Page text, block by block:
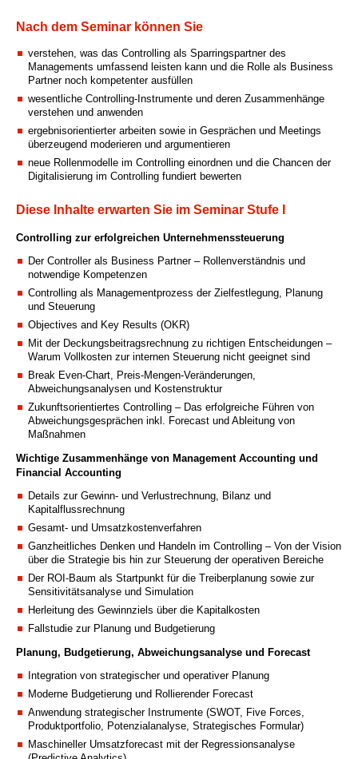
Nach dem Seminar können Sie
verstehen, was das Controlling als Sparringspartner des
Managements umfassend leisten kann und die Rolle als Business
Partner noch kompetenter ausfüllen
wesentliche Controlling-Instrumente und deren Zusammenhänge
verstehen und anwenden
ergebnisorientierter arbeiten sowie in Gesprächen und Meetings
überzeugend moderieren und argumentieren
neue Rollenmodelle im Controlling einordnen und die Chancen der
Digitalisierung im Controlling fundiert bewerten
Diese Inhalte erwarten Sie im Seminar Stufe I
Controlling zur erfolgreichen Unternehmenssteuerung
Der Controller als Business Partner – Rollenverständnis und
notwendige Kompetenzen
Controlling als Managementprozess der Zielfestlegung, Planung
und Steuerung
Objectives and Key Results (OKR)
Mit der Deckungsbeitragsrechnung zu richtigen Entscheidungen –
Warum Vollkosten zur internen Steuerung nicht geeignet sind
Break Even-Chart, Preis-Mengen-Veränderungen,
Abweichungsanalysen und Kostenstruktur
Zukunftsorientiertes Controlling – Das erfolgreiche Führen von
Abweichungsgesprächen inkl. Forecast und Ableitung von
Maßnahmen
Wichtige Zusammenhänge von Management Accounting und
Financial Accounting
Details zur Gewinn- und Verlustrechnung, Bilanz und
Kapitalflussrechnung
Gesamt- und Umsatzkostenverfahren
Ganzheitliches Denken und Handeln im Controlling – Von der Vision
über die Strategie bis hin zur Steuerung der operativen Bereiche
Der ROI-Baum als Startpunkt für die Treiberplanung sowie zur
Sensitivitätsanalyse und Simulation
Herleitung des Gewinnziels über die Kapitalkosten
Fallstudie zur Planung und Budgetierung
Planung, Budgetierung, Abweichungsanalyse und Forecast
Integration von strategischer und operativer Planung
Moderne Budgetierung und Rollierender Forecast
Anwendung strategischer Instrumente (SWOT, Five Forces,
Produktportfolio, Potenzialanalyse, Strategisches Formular)
Maschineller Umsatzforecast mit der Regressionsanalyse